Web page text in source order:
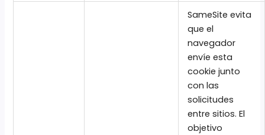
SameSite evita
que el
navegador
envíe esta
cookie junto
con las
solicitudes
entre sitios. El
objetivo